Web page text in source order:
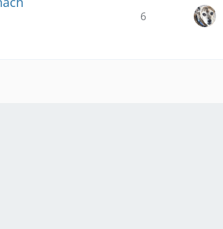
6